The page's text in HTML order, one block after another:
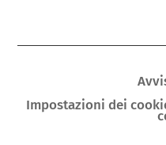
Impostazioni dei